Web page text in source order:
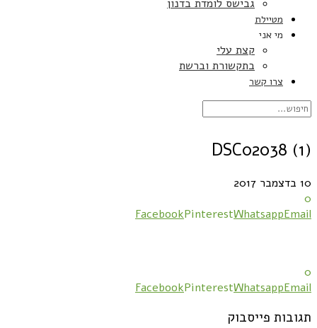
גבישס לומדת בדנון
מטיילת
מי אני
קצת עלי
בתקשורת וברשת
צרו קשר
DSC02038 (1)
10 בדצמבר 2017
0
FacebookPinterestWhatsappEmail
0
FacebookPinterestWhatsappEmail
תגובות פייסבוק